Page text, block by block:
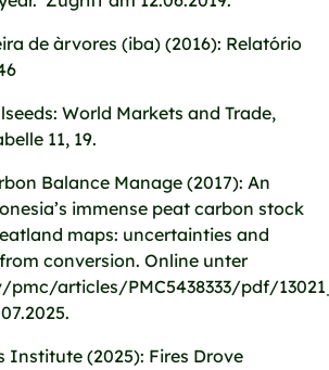
de àrvores (iba) (2016): Relatório
World Markets and Trade,
11, 19.
Balance Manage (2017): An
immense peat carbon stock
maps: uncertainties and
conversion. Online unter
pmc/articles/PMC5438333/pdf/
Institute (2025): Fires Drove